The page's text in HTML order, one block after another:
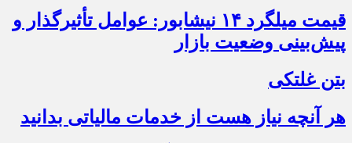
قیمت میلگرد ۱۴ نیشابور: عوامل تأثیرگذار و
پیش‌بینی وضعیت بازار
بتن غلتکی
هر آنچه نیاز هست از خدمات مالیاتی بدانید